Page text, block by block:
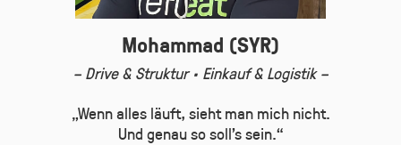
Mohammad (SYR)
– Drive & Struktur · Einkauf & Logistik –
„Wenn alles läuft, sieht man mich nicht.
Und genau so soll’s sein.“